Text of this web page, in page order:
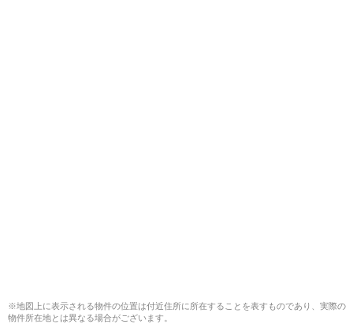
※地図上に表示される物件の位置は付近住所に所在することを表すものであり、実際の
物件所在地とは異なる場合がございます。